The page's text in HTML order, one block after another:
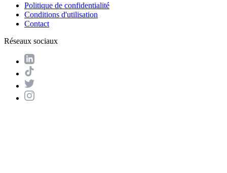
Politique de confidentialité
Conditions d'utilisation
Contact
Réseaux sociaux